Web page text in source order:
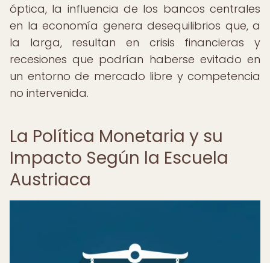
óptica, la influencia de los bancos centrales
en la economía genera desequilibrios que, a
la larga, resultan en crisis financieras y
recesiones que podrían haberse evitado en
un entorno de mercado libre y competencia
no intervenida.
La Política Monetaria y su
Impacto Según la Escuela
Austriaca